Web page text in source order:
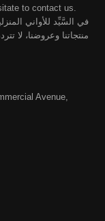
to contact us.
في السَّيِّد للأواني
منتجاتنا وعروضنا، لا
Avenue,